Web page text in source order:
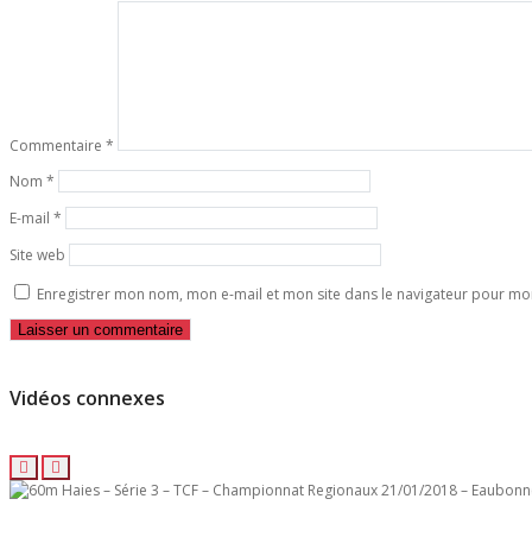
Commentaire *
Nom *
E-mail *
Site web
Enregistrer mon nom, mon e-mail et mon site dans le navigateur pour
Vidéos connexes